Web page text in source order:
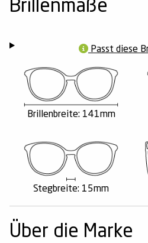
Brillenmaße
Passt diese
Brillenbreite: 141mm
Stegbreite: 15mm
Über die Marke